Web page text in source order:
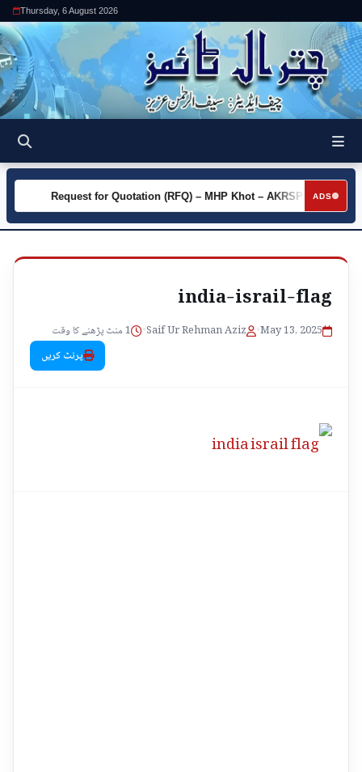
Thursday, 6 August 2026
ADS
►
Request for Quotation (RFQ) – MHP Khot – AKRSP
india-israil-flag
May 13, 2025
•
Saif Ur Rehman Aziz
•
1 منٹ پڑھنے کا وقت
پرنٹ کریں